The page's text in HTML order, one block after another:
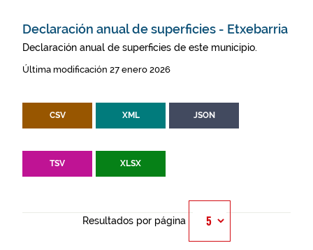
Declaración anual de superficies - Etxebarria
Declaración anual de superficies de este municipio.
Última modificación 27 enero 2026
CSV XML JSON
TSV XLSX
Resultados por página